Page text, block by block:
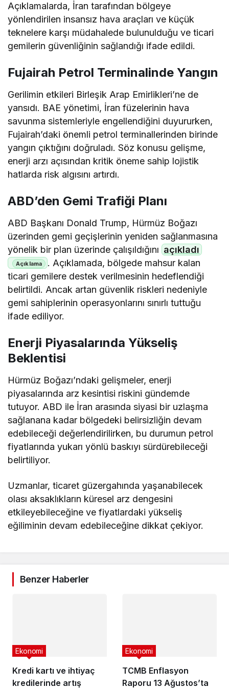
Açıklamalarda, İran tarafından bölgeye
yönlendirilen insansız hava araçları ve küçük
teknelere karşı müdahalede bulunulduğu ve ticari
gemilerin güvenliğinin sağlandığı ifade edildi.
Fujairah Petrol Terminalinde Yangın
Gerilimin etkileri Birleşik Arap Emirlikleri’ne de
yansıdı. BAE yönetimi, İran füzelerinin hava
savunma sistemleriyle engellendiğini duyururken,
Fujairah’daki önemli petrol terminallerinden birinde
yangın çıktığını doğruladı. Söz konusu gelişme,
enerji arzı açısından kritik öneme sahip lojistik
hatlarda risk algısını artırdı.
ABD’den Gemi Trafiği Planı
ABD Başkanı Donald Trump, Hürmüz Boğazı
üzerinden gemi geçişlerinin yeniden sağlanmasına
yönelik bir plan üzerinde çalışıldığını açıkladı
. Açıklamada, bölgede mahsur kalan
ticari gemilere destek verilmesinin hedeflendiği
belirtildi. Ancak artan güvenlik riskleri nedeniyle
gemi sahiplerinin operasyonlarını sınırlı tuttuğu
ifade ediliyor.
Enerji Piyasalarında Yükseliş
Beklentisi
Hürmüz Boğazı’ndaki gelişmeler, enerji
piyasalarında arz kesintisi riskini gündemde
tutuyor. ABD ile İran arasında siyasi bir uzlaşma
sağlanana kadar bölgedeki belirsizliğin devam
edebileceği değerlendirilirken, bu durumun petrol
fiyatlarında yukarı yönlü baskıyı sürdürebileceği
belirtiliyor.
Uzmanlar, ticaret güzergahında yaşanabilecek
olası aksaklıkların küresel arz dengesini
etkileyebileceğine ve fiyatlardaki yükseliş
eğiliminin devam edebileceğine dikkat çekiyor.
Benzer Haberler
Kredi kartı ve ihtiyaç
kredilerinde artış
Ekonomi
TCMB Enflasyon
Raporu 13 Ağustos’ta
Ekonomi